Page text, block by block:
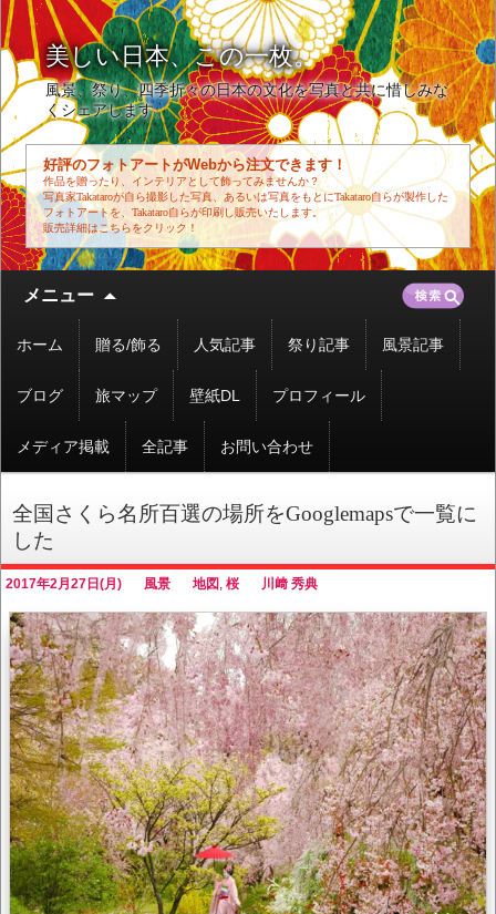
美しい日本、この一枚。
風景、祭り、四季折々の日本の文化を写真と共に惜しみな
くシェアします。
好評のフォトアートがWebから注文できます！
作品を贈ったり、インテリアとして飾ってみませんか？
写真家Takataroが自ら撮影した写真、あるいは写真をもとにTakataro自らが製作した
フォトアートを、Takataro自らが印刷し販売いたします。
販売詳細はこちらをクリック！
メニュー
テ
ツ
移
動
ホーム 贈る/飾る 人気記事 祭り記事 風景記事
ブログ 旅マップ 壁紙DL プロフィール
メディア掲載 全記事 お問い合わせ
検
索:
全国さくら名所百選の場所をGooglemapsで一覧に
した
2017年2月27日(月) 風景 地図 桜 川﨑 秀典